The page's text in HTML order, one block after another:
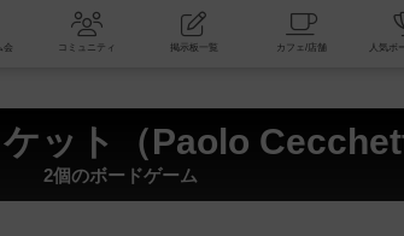
ボードゲーム会 コミュニティ 掲示板一覧 カ
ット（Paolo
2個のボードゲーム